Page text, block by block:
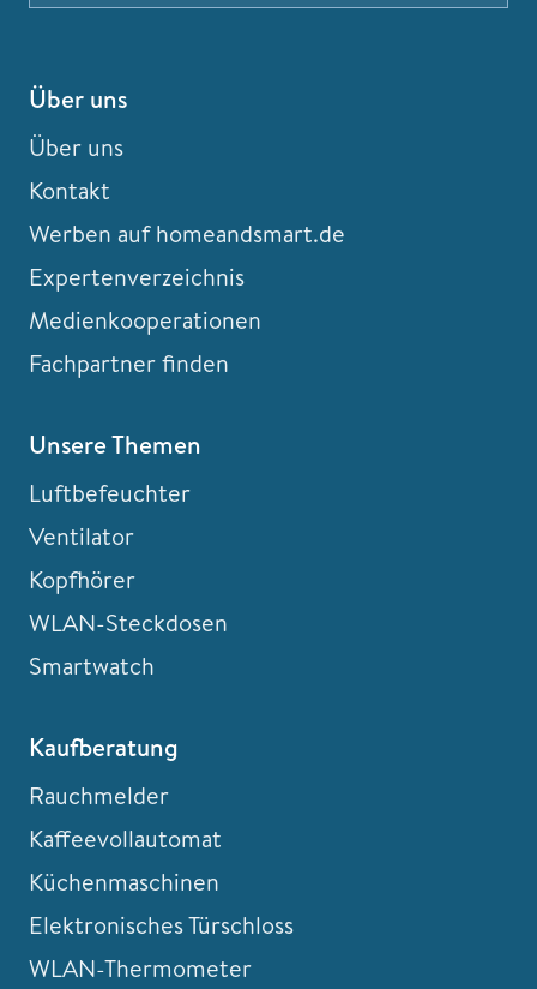
Über uns
Über uns
Kontakt
Werben auf homeandsmart.de
Expertenverzeichnis
Medienkooperationen
Fachpartner finden
Unsere Themen
Luftbefeuchter
Ventilator
Kopfhörer
WLAN-Steckdosen
Smartwatch
Kaufberatung
Rauchmelder
Kaffeevollautomat
Küchenmaschinen
Elektronisches Türschloss
WLAN-Thermometer